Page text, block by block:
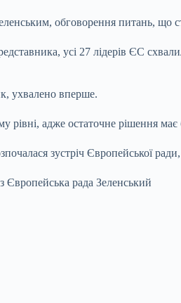
обговорення питань, що
усі 27 лідерів ЄС
ухвалено вперше.
рівні, адже остаточне рішення
зустріч Європейської
Європейська рада Зеленський